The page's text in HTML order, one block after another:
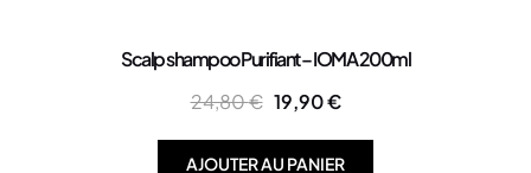
Scalp shampoo Purifiant – IOMA 200ml
24,80€ 19,90€
AJOUTER AU PANIER